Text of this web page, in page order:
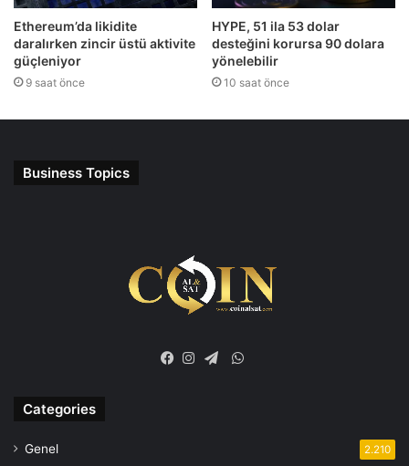
Ethereum’da likidite
daralırken zincir üstü aktivite
güçleniyor
9 saat önce
HYPE, 51 ila 53 dolar
desteğini korursa 90 dolara
yönelebilir
10 saat önce
Business Topics
WhatsApp
Categories
Genel 2.210